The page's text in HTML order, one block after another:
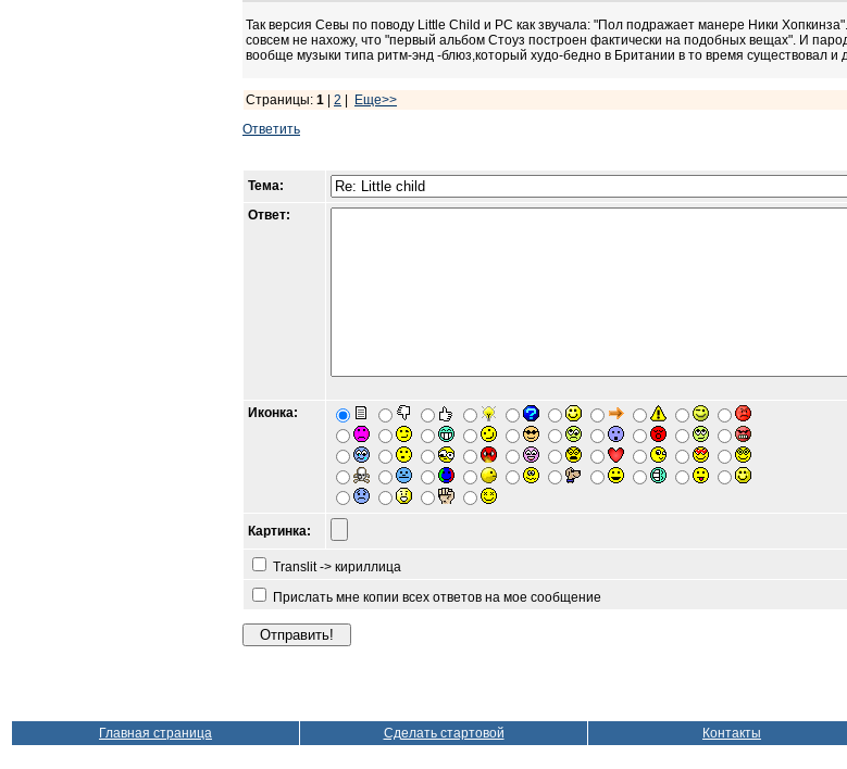
Так версия Севы по поводу Little Child и РС как звучала: "Пол подражает манере Ники
совсем не нахожу, что "первый альбом Стоуз построен фактически на подобных вещах". И
вообще музыки типа ритм-энд -блюз,который худо-бедно в Британии в то время существовал и
Страницы: 1 2
Еще>>
Ответить
Тема:
Ответ:
Иконка:
Картинка:
Translit -> кириллица
Прислать мне копии всех ответов на мое сообщение
Главная страница Сделать стартовой Контакты